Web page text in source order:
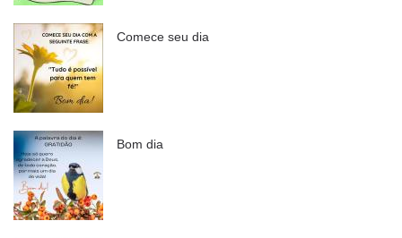
Comece seu dia
Bom dia